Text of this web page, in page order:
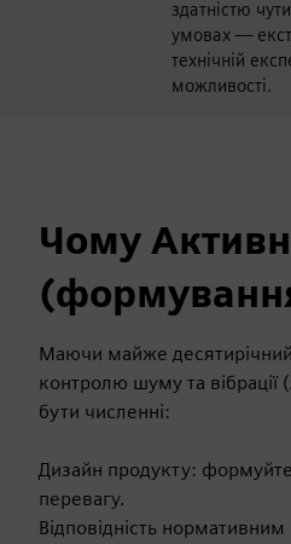
здатністю
умовах —
технічній
можливості.
Чому
Маючи майже десятирічний
контролю шуму та вібрації
бути численні:
Дизайн продукту: формуйте
перевагу.
Відповідність